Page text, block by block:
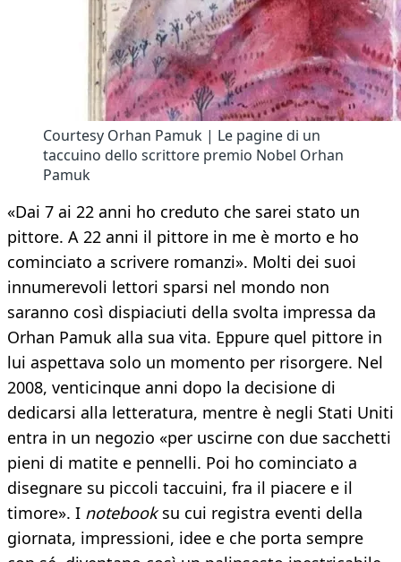
Courtesy Orhan Pamuk | Le pagine di un
taccuino dello scrittore premio Nobel Orhan
Pamuk
«Dai 7 ai 22 anni ho creduto che sarei stato un
pittore. A 22 anni il pittore in me è morto e ho
cominciato a scrivere romanzi». Molti dei suoi
innumerevoli lettori sparsi nel mondo non
saranno così dispiaciuti della svolta impressa da
Orhan Pamuk alla sua vita. Eppure quel pittore in
lui aspettava solo un momento per risorgere. Nel
2008, venticinque anni dopo la decisione di
dedicarsi alla letteratura, mentre è negli Stati Uniti
entra in un negozio «per uscirne con due sacchetti
pieni di matite e pennelli. Poi ho cominciato a
disegnare su piccoli taccuini, fra il piacere e il
timore». I notebooksu cui registra eventi della
giornata, impressioni, idee e che porta sempre